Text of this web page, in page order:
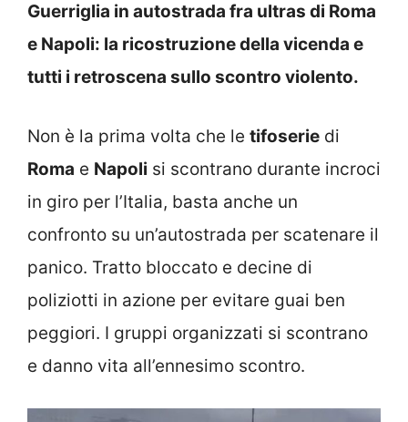
Guerriglia in autostrada fra ultras di Roma
e Napoli: la ricostruzione della vicenda e
tutti i retroscena sullo scontro violento.
Non è la prima volta che le tifoserie di
Roma e Napoli si scontrano durante incroci
in giro per l’Italia, basta anche un
confronto su un’autostrada per scatenare il
panico. Tratto bloccato e decine di
poliziotti in azione per evitare guai ben
peggiori. I gruppi organizzati si scontrano
e danno vita all’ennesimo scontro.